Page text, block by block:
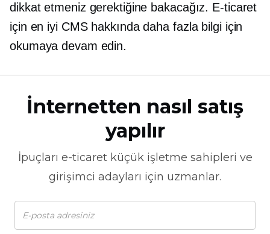
dikkat etmeniz gerektiğine bakacağız. E-ticaret
için en iyi CMS hakkında daha fazla bilgi için
okumaya devam edin.
İnternetten nasıl satış
yapılır
İpuçları e-ticaretküçük işletme sahipleri ve
girişimci adayları için uzmanlar.